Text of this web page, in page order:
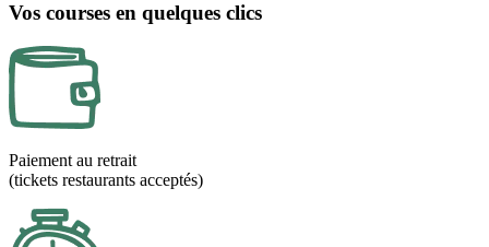
Vos courses en quelques clics
Paiement au retrait
(tickets restaurants acceptés)